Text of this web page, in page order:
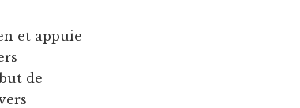
et appuie
de